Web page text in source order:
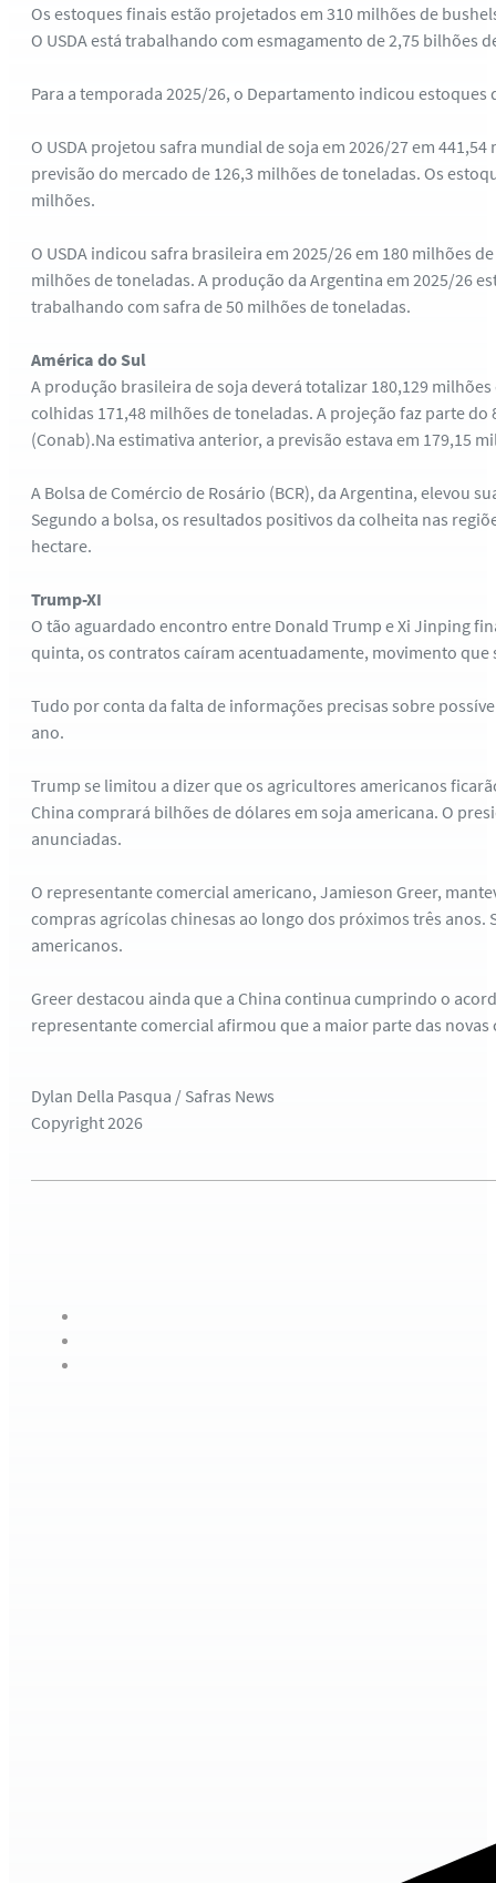
Os estoques finais estão projetados em 310 milhões de
O USDA está trabalhando com esmagamento de 2,75 bilhões
Para a temporada 2025/26, o Departamento indicou
O USDA projetou safra mundial de soja em 2026/27 em
previsão do mercado de 126,3 milhões de toneladas. Os
milhões.
O USDA indicou safra brasileira em 2025/26 em 180 milhões
milhões de toneladas. A produção da Argentina em 2025/26
trabalhando com safra de 50 milhões de toneladas.
América do Sul
A produção brasileira de soja deverá totalizar 180,129
colhidas 171,48 milhões de toneladas. A projeção faz parte
(Conab).Na estimativa anterior, a previsão estava em 179,15
A Bolsa de Comércio de Rosário (BCR), da Argentina, elevou
Segundo a bolsa, os resultados positivos da colheita nas
hectare.
Trump-XI
O tão aguardado encontro entre Donald Trump e Xi Jinping
quinta, os contratos caíram acentuadamente, movimento que
Tudo por conta da falta de informações precisas sobre
ano.
Trump se limitou a dizer que os agricultores americanos
China comprará bilhões de dólares em soja americana. O
anunciadas.
O representante comercial americano, Jamieson Greer,
compras agrícolas chinesas ao longo dos próximos três
americanos.
Greer destacou ainda que a China continua cumprindo o
representante comercial afirmou que a maior parte das
Dylan Della Pasqua / Safras News
Copyright 2026